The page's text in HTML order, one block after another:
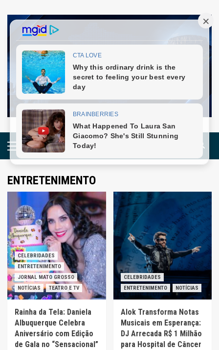
content
Primary
Menu
ENTRETENIMENTO
CELEBRIDADES
ENTRETENIMENTO
JORNAL MATO GROSSO
NOTÍCIAS
TEATRO E TV
Rainha da Tela: Daniela
Albuquerque Celebra
Aniversário com Edição
de Gala no “Sensacional”
CELEBRIDADES
ENTRETENIMENTO
NOTÍCIAS
Alok Transforma Notas
Musicais em Esperança:
DJ Arrecada R$ 1 Milhão
para Hospital de Câncer